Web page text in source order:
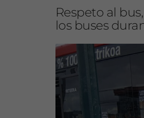
Respeto al
los buses